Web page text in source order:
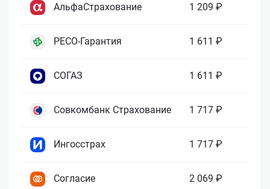
АльфаСтрахование 1 209 ₽
РЕСО-Гарантия 1 611 ₽
СОГАЗ 1 611 ₽
Совкомбанк Страхование 1 717 ₽
Ингосстрах 1 717 ₽
Согласие 2 069 ₽